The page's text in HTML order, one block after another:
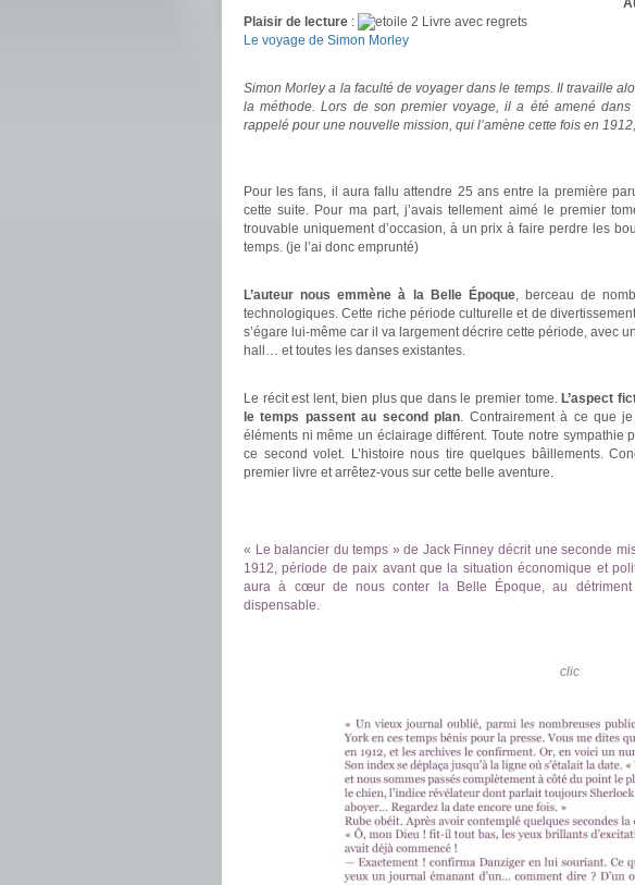
Plaisir de lecture :
Livre avec regrets
Le voyage de Simon Morley
Simon Morley a la faculté de voyager dans le temps. Il travaille
la méthode. Lors de son premier voyage, il a été amené
rappelé pour une nouvelle mission, qui l’amène cette fois en
Pour les fans, il aura fallu attendre 25 ans entre la première
cette suite. Pour ma part, j’avais tellement aimé le premier
trouvable uniquement d’occasion, à un prix à faire perdre les
temps. (je l’ai donc emprunté)
L’auteur nous emmène à la Belle Époque, berceau de
technologiques. Cette riche période culturelle et de
s’égare lui-même car il va largement décrire cette période, avec
hall… et toutes les danses existantes.
Le récit est lent, bien plus que dans le premier tome. L’aspect
le temps passent au second plan. Contrairement à ce que
éléments ni même un éclairage différent. Toute notre sympathie
ce second volet. L’histoire nous tire quelques bâillements.
premier livre et arrêtez-vous sur cette belle aventure.
« Le balancier du temps » de Jack Finney décrit une seconde
1912, période de paix avant que la situation économique et
aura à cœur de nous conter la Belle Époque, au détriment
dispensable.
clic